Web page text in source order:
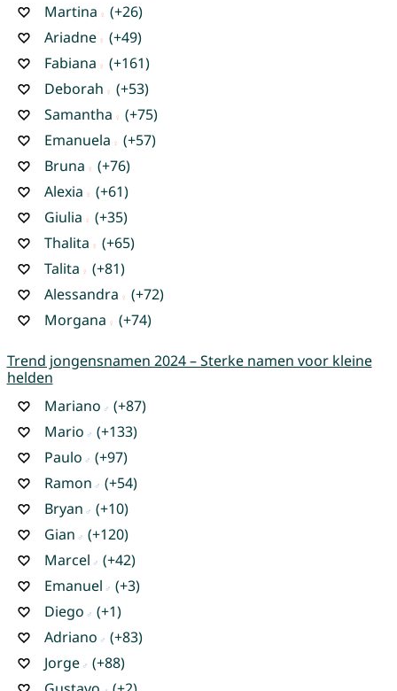
Martina
(+26)
Ariadne
(+49)
Fabiana
(+161)
Deborah
(+53)
Samantha
(+75)
Emanuela
(+57)
Bruna
(+76)
Alexia
(+61)
Giulia
(+35)
Thalita
(+65)
Talita
(+81)
Alessandra
(+72)
Morgana
(+74)
Trend jongensnamen 2024 – Sterke namen voor kleine
helden
Mariano
(+87)
Mario
(+133)
Paulo
(+97)
Ramon
(+54)
Bryan
(+10)
Gian
(+120)
Marcel
(+42)
Emanuel
(+3)
Diego
(+1)
Adriano
(+83)
Jorge
(+88)